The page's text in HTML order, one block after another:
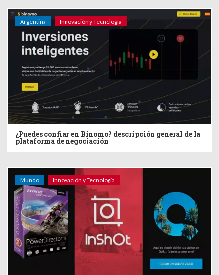
Argentina Innovación y Tecnología
¿Puedes confiar en Binomo? descripción general de la
plataforma de negociación
Mundo Innovación y Tecnología